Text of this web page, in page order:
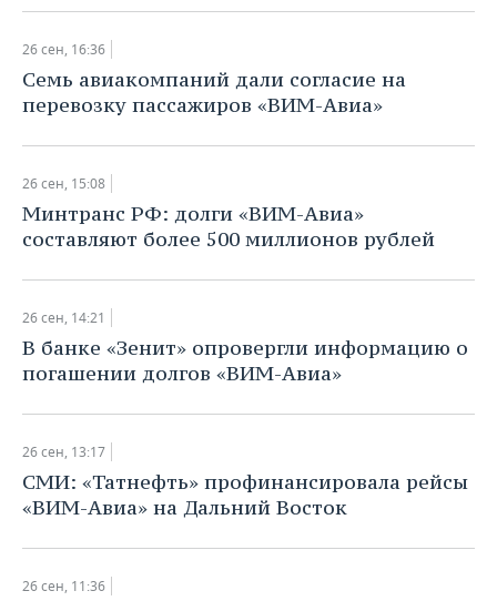
26 сен, 16:36
Семь авиакомпаний дали согласие на
перевозку пассажиров «ВИМ-Авиа»
26 сен, 15:08
Минтранс РФ: долги «ВИМ-Авиа»
составляют более 500 миллионов рублей
26 сен, 14:21
В банке «Зенит» опровергли информацию о
погашении долгов «ВИМ-Авиа»
26 сен, 13:17
СМИ: «Татнефть» профинансировала рейсы
«ВИМ-Авиа» на Дальний Восток
26 сен, 11:36